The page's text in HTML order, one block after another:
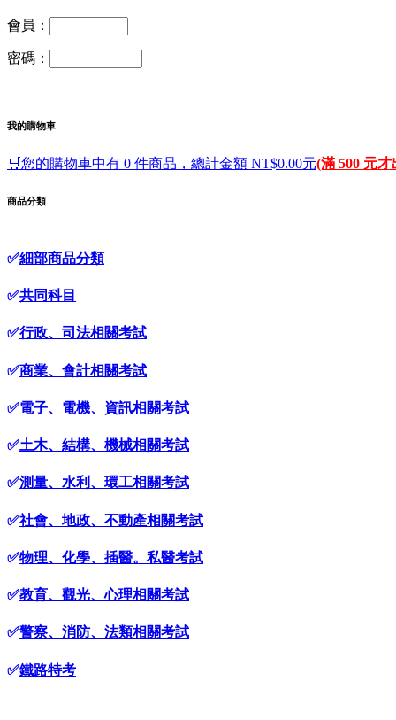
會員：
密碼：
我的購物車
🛒您的購物車中有 0 件商品，總計金額 NT$0.00元(滿 500 元才
商品分類
✅細部商品分類
✅共同科目
✅行政、司法相關考試
✅商業、會計相關考試
✅電子、電機、資訊相關考試
✅土木、結構、機械相關考試
✅測量、水利、環工相關考試
✅社會、地政、不動產相關考試
✅物理、化學、插醫。私醫考試
✅教育、觀光、心理相關考試
✅警察、消防、法類相關考試
✅鐵路特考